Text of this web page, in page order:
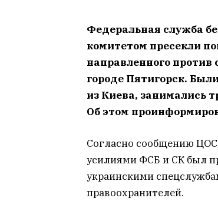
Федеральная служба
комитетом пресекли
направленного против
городе Пятигорск.
из Киева, занимались
Об этом
Согласно сообщению
усилиями ФСБ и СК был
украинскими
правоохранителей.